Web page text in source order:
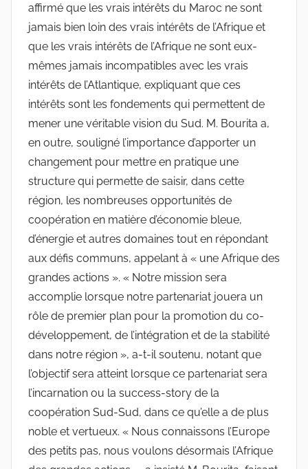
affirmé que les vrais intérêts du Maroc ne sont
jamais bien loin des vrais intérêts de l’Afrique et
que les vrais intérêts de l’Afrique ne sont eux-
mêmes jamais incompatibles avec les vrais
intérêts de l’Atlantique, expliquant que ces
intérêts sont les fondements qui permettent de
mener une véritable vision du Sud. M. Bourita a,
en outre, souligné l’importance d’apporter un
changement pour mettre en pratique une
structure qui permette de saisir, dans cette
région, les nombreuses opportunités de
coopération en matière d’économie bleue,
d’énergie et autres domaines tout en répondant
aux défis communs, appelant à « une Afrique des
grandes actions ». « Notre mission sera
accomplie lorsque notre partenariat jouera un
rôle de premier plan pour la promotion du co-
développement, de l’intégration et de la stabilité
dans notre région », a-t-il soutenu, notant que
l’objectif sera atteint lorsque ce partenariat sera
l’incarnation ou la success-story de la
coopération Sud-Sud, dans ce qu’elle a de plus
noble et vertueux. « Nous connaissons l’Europe
des petits pas, nous voulons désormais l’Afrique